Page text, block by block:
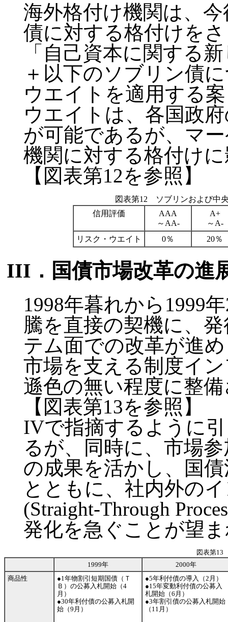
海外格付け機関は、
債に対する格付けを
「自己資本に関する
＋以下のソブリン債
ウエイトを適用する
ウエイトは、各国政
が可能であるが、マ
機関に対する格付け
【図表第12を参照】
図表第12 ソブリンおよび中
信用評価
AAA
～AA-
A+
～A-
リスク・ウエイト
0％ 20％
III．国債市場改革の進
1998年暮れから1999
騰を直接の契機に、
テム面での改革が進
市場を支える制度イ
遜色の無い程度に整
【図表第13を参照】
IVで指摘するように
るが、同時に、市場
の成果を活かし、国
とともに、社内外の
(Straight-Through
発化を急ぐことが望
図表第13
1999年
2000年
商品性
●1年物割引短期国債（Ｔ
Ｂ）の公募入札開始（4
月）
●30年利付債の公募入札開
始（9月）
●5年利付債の導入（2月）
●15年変動利付債の公募入
札開始（6月）
●3年割引債の公募入札開始
（11月）